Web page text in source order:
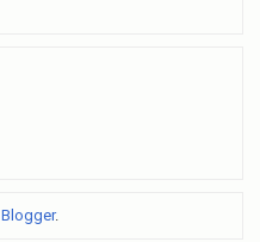
Blogger.